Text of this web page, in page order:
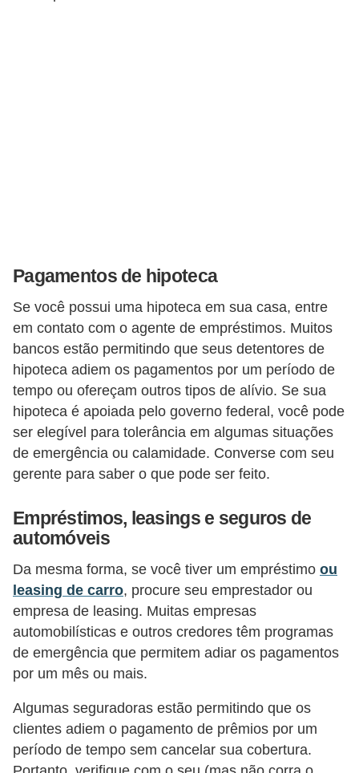
Pagamentos de hipoteca
Se você possui uma hipoteca em sua casa, entre
em contato com o agente de empréstimos. Muitos
bancos estão permitindo que seus detentores de
hipoteca adiem os pagamentos por um período de
tempo ou ofereçam outros tipos de alívio. Se sua
hipoteca é apoiada pelo governo federal, você pode
ser elegível para tolerância em algumas situações
de emergência ou calamidade. Converse com seu
gerente para saber o que pode ser feito.
Empréstimos, leasings e seguros de
automóveis
Da mesma forma, se você tiver um empréstimo ou
leasing de carro, procure seu emprestador ou
empresa de leasing. Muitas empresas
automobilísticas e outros credores têm programas
de emergência que permitem adiar os pagamentos
por um mês ou mais.
Algumas seguradoras estão permitindo que os
clientes adiem o pagamento de prêmios por um
período de tempo sem cancelar sua cobertura.
a
m
a
s
d
e
r
e
c
m
p
e
n
s